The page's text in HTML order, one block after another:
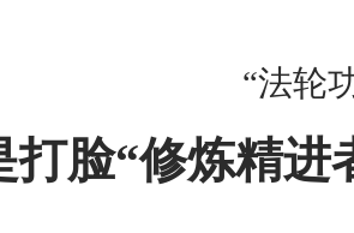
“法轮
打脸“修炼精进